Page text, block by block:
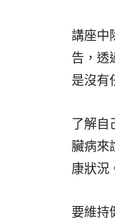
講座中
告，透
是沒有
了解
臟病來
康狀況
要維持